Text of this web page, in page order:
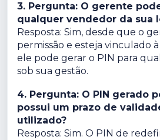
3. Pergunta: O gerente
qualquer vendedor da sua
Resposta: Sim, desde que o
permissão e esteja vinculado
ele pode gerar o PIN para
sob sua gestão.
4. Pergunta: O PIN gerado
possui um prazo de
utilizado?
Resposta: Sim. O PIN de